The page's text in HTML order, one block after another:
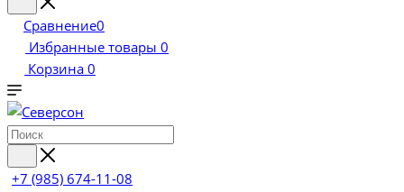
Сравнение0
Избранные товары 0
Корзина 0
+7 (985) 674-11-08